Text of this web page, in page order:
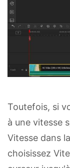
Toutefois, si
à une vitesse
Vitesse dans
choisissez